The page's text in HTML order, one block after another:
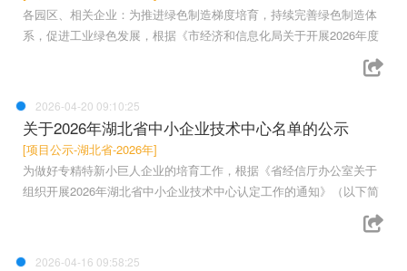
各园区、相关企业：为推进绿色制造梯度培育，持续完善绿色制造体
系，促进工业绿色发展，根据《市经济和信息化局关于开展2026年度
2026-04-20 09:10:25
关于2026年湖北省中小企业技术中心名单的公示
[项目公示-湖北省-2026年]
为做好专精特新小巨人企业的培育工作，根据《省经信厅办公室关于
组织开展2026年湖北省中小企业技术中心认定工作的通知》（以下简
2026-04-16 09:58:25